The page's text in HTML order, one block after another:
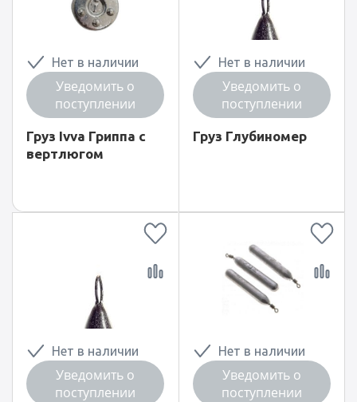
Нет в наличии
Уведомить о
поступлении
Груз Ivva Гриппа с
вертлюгом
Нет в наличии
Уведомить о
поступлении
Груз Глубиномер
Нет в наличии
Уведомить о
поступлении
Нет в наличии
Уведомить о
поступлении